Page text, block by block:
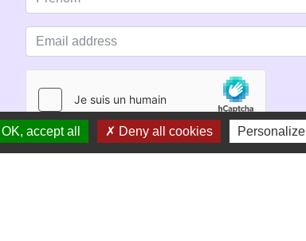
OK, accept all Deny all cookies Personalize